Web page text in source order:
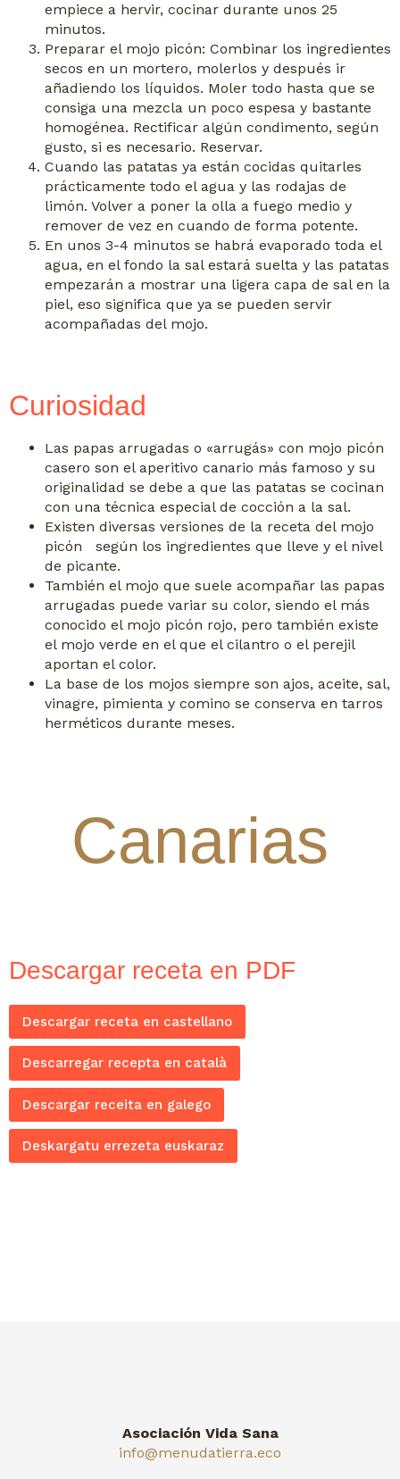
empiece a hervir, cocinar durante unos 25
minutos.
Preparar el mojo picón: Combinar los ingredientes
secos en un mortero, molerlos y después ir
añadiendo los líquidos. Moler todo hasta que se
consiga una mezcla un poco espesa y bastante
homogénea. Rectificar algún condimento, según
gusto, si es necesario. Reservar.
Cuando las patatas ya están cocidas quitarles
prácticamente todo el agua y las rodajas de
limón. Volver a poner la olla a fuego medio y
remover de vez en cuando de forma potente.
En unos 3-4 minutos se habrá evaporado toda el
agua, en el fondo la sal estará suelta y las patatas
empezarán a mostrar una ligera capa de sal en la
piel, eso significa que ya se pueden servir
acompañadas del mojo.
Curiosidad
Las papas arrugadas o «arrugás» con mojo picón
casero son el aperitivo canario más famoso y su
originalidad se debe a que las patatas se cocinan
con una técnica especial de cocción a la sal.
Existen diversas versiones de la receta del mojo
picón según los ingredientes que lleve y el nivel
de picante.
También el mojo que suele acompañar las papas
arrugadas puede variar su color, siendo el más
conocido el mojo picón rojo, pero también existe
el mojo verde en el que el cilantro o el perejil
aportan el color.
La base de los mojos siempre son ajos, aceite, sal,
vinagre, pimienta y comino se conserva en tarros
herméticos durante meses.
Canarias
Descargar receta en PDF
Descargar receta en castellano
Descarregar recepta en català
Descargar receita en galego
Deskargatu errezeta euskaraz
Asociación Vida Sana
info@menudatierra.eco